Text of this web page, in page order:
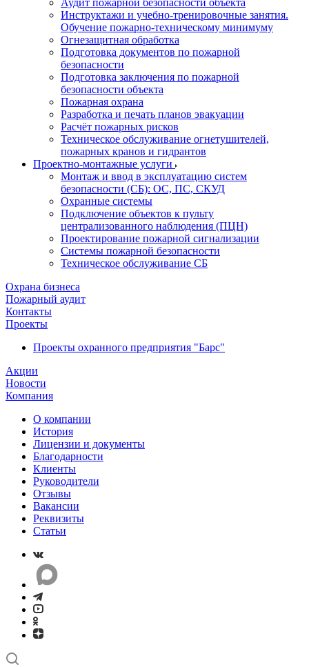
Аудит пожарной безопасности объекта
Инструктажи и учебно-тренировочные занятия.
Обучение пожарно-техническому минимуму
Огнезащитная обработка
Подготовка документов по пожарной
безопасности
Подготовка заключения по пожарной
безопасности объекта
Пожарная охрана
Разработка и печать планов эвакуации
Расчёт пожарных рисков
Техническое обслуживание огнетушителей,
пожарных кранов и гидрантов
Проектно-монтажные услуги
Монтаж и ввод в эксплуатацию систем
безопасности (СБ): ОС, ПС, СКУД
Охранные системы
Подключение объектов к пульту
централизованного наблюдения (ПЦН)
Проектирование пожарной сигнализации
Системы пожарной безопасности
Техническое обслуживание СБ
Охрана бизнеса
Пожарный аудит
Контакты
Проекты
Проекты охранного предприятия "Барс"
Акции
Новости
Компания
О компании
История
Лицензии и документы
Благодарности
Клиенты
Руководители
Отзывы
Вакансии
Реквизиты
Статьи